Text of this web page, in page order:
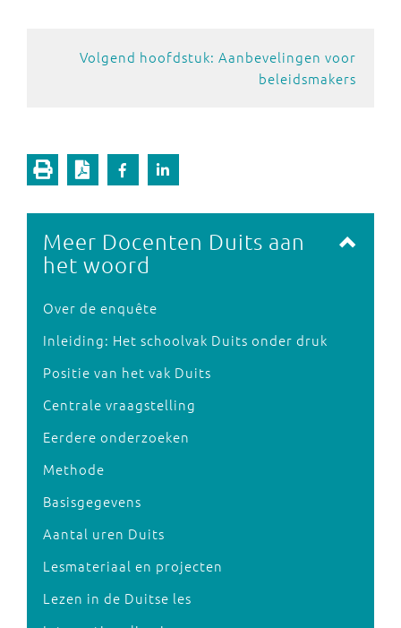
Volgend hoofdstuk: Aanbevelingen voor
beleidsmakers
Meer Docenten Duits aan
het woord
Over de enquête
Inleiding: Het schoolvak Duits onder druk
Positie van het vak Duits
Centrale vraagstelling
Eerdere onderzoeken
Methode
Basisgegevens
Aantal uren Duits
Lesmateriaal en projecten
Lezen in de Duitse les